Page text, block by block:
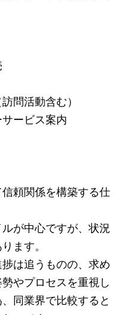
問活動含む）
ービス案内
頼関係を構築する仕
が中心ですが、状況
ます。
は追うものの、求め
やプロセスを重視し
同業界で比較すると